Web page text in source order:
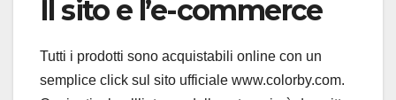
Il sito e l’e-commerce
Tutti i prodotti sono acquistabili online con un
semplice click sul sito ufficiale www.colorby.com.